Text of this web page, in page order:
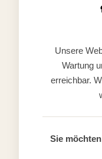
Unsere
Wartung
erreichbar.
Sie